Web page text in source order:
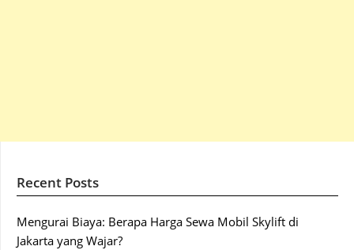
Recent Posts
Mengurai Biaya: Berapa Harga Sewa Mobil Skylift di
Jakarta yang Wajar?